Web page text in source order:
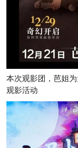
本次观影团，芭姐
观影活动